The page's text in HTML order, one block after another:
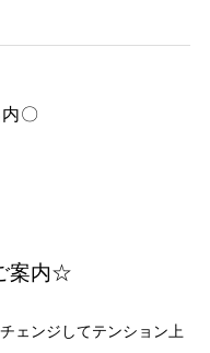
〇
案内☆
ェンジしてテンション上